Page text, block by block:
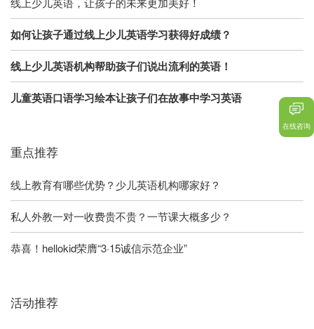
如何让孩子通过线上少儿英语学习获得好成绩？
线上少儿英语机构帮助孩子们说出流利的英语！
儿童英语口语学习绘本让孩子们在故事中学习英语
重点推荐
线上教育有哪些优势？少儿英语机构哪家好？
私人外教一对一收费贵不贵？一节课大概多少？
恭喜！hellokid荣膺“3·15诚信示范企业”
活动推荐
在线咨询